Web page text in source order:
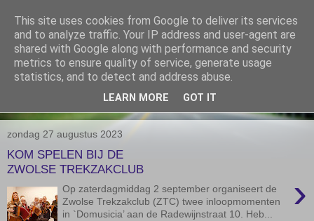
De Elshofbode
Nieuws uit Wijthmen, Herfte en Zalné.
zondag 27 augustus 2023
KOM SPELEN BIJ DE
ZWOLSE TREKZAKCLUB
›
Op zaterdagmiddag 2 september organiseert de
Zwolse Trekzakclub (ZTC) twee inloopmomenten
in `Domusicia’ aan de Radewijnstraat 10. Heb...
This site uses cookies from Google to deliver its services
and to analyze traffic. Your IP address and user-agent are
shared with Google along with performance and security
metrics to ensure quality of service, generate usage
statistics, and to detect and address abuse.
LEARN MORE GOT IT